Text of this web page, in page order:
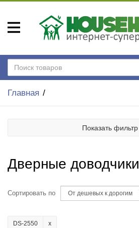
Главная
Показать фильтр
Дверные доводчики
Сортировать по
DS-2550